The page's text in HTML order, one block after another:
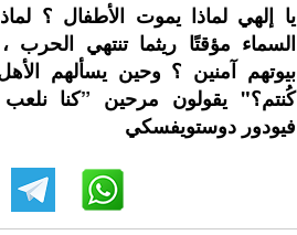
يا إلهي لماذا يموت الأطفال ؟
السماء مؤقتًا ريثما تنتهي الحرب
بيوتهم آمنين ؟ وحين يسألهم
كُنتم؟" يقولون مرحين ”كنا
فيودور دوستويفسكي